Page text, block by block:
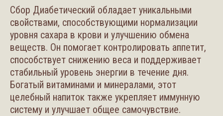
Сбор Диабетический обладает уникальными
свойствами, способствующими нормализации
уровня сахара в крови и улучшению обмена
веществ. Он помогает контролировать аппетит,
способствует снижению веса и поддерживает
стабильный уровень энергии в течение дня.
Богатый витаминами и минералами, этот
целебный напиток также укрепляет иммунную
систему и улучшает общее самочувствие.